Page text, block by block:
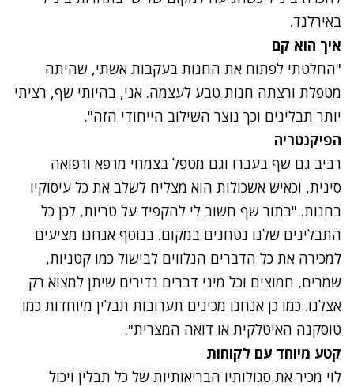
באירלנד.
איך הוא קם
"החלטתי לפתוח את החנות בעקבות אשתי, שהיתה
מטפלת ורצתה חנות טבע לעצמה. אני, בהיותי שף, רציתי
יותר תבלינים וכך נוצר השילוב הייחודי הזה".
הפיקנטריה
רביב גם שף בעברו וגם מטפל בצמחי מרפא ורפואה
סינית, וכאיש אשכולות הוא מצליח לשלב את כל עיסוקיו
בחנות. "בתור שף חשוב לי להקפיד על טריות, לכן כל
התבלינים שלנו נטחנים במקום. בנוסף אנחנו מציעים
למכירה את כל הדברים הנלווים לבישול כמו קטניות,
שמרים, חמוצים וכל מיני דברים נדירים שיתן למצוא רק
אצלנו. כמו כן אנחנו מכינים תערובות תבלין מיוחדות כמו
טוסקנה האיטלקית או דואה המצרית".
קטע מיוחד עם לקוחות
לוי מכיר את סגולותיו הבריאותיות של כל תבלין ויכול